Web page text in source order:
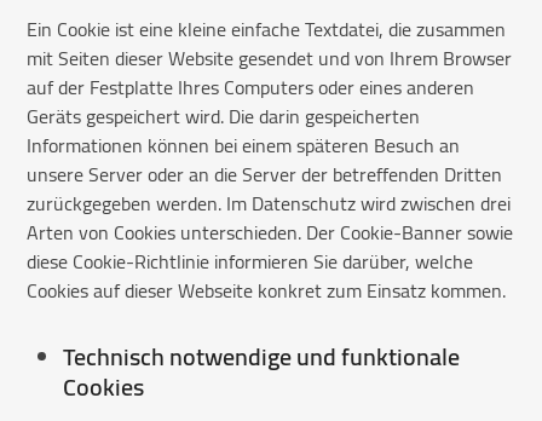
Ein Cookie ist eine kleine einfache Textdatei, die zusammen
mit Seiten dieser Website gesendet und von Ihrem Browser
auf der Festplatte Ihres Computers oder eines anderen
Geräts gespeichert wird. Die darin gespeicherten
Informationen können bei einem späteren Besuch an
unsere Server oder an die Server der betreffenden Dritten
zurückgegeben werden. Im Datenschutz wird zwischen drei
Arten von Cookies unterschieden. Der Cookie-Banner sowie
diese Cookie-Richtlinie informieren Sie darüber, welche
Cookies auf dieser Webseite konkret zum Einsatz kommen.
Technisch notwendige und funktionale
Cookies